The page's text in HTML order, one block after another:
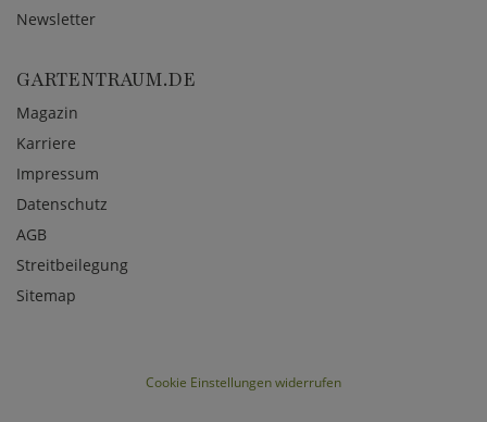
Newsletter
GARTENTRAUM.DE
Magazin
Karriere
Impressum
Datenschutz
AGB
Streitbeilegung
Sitemap
Cookie Einstellungen widerrufen